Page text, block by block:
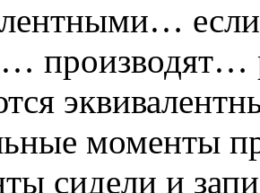
производят…
моменты
сидели и